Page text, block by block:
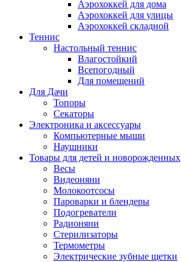
Аэрохоккей для дома
Аэрохоккей для улицы
Аэрохоккей складной
Теннис
Настольный теннис
Влагостойкий
Всепогодный
Для помещений
Для Дачи
Топоры
Секаторы
Электроника и аксессуары
Компьютерные мыши
Наушники
Товары для детей и новорожденных
Весы
Видеоняни
Молокоотсосы
Пароварки и блендеры
Подогреватели
Радионяни
Стерилизаторы
Термометры
Электрические зубные щетки